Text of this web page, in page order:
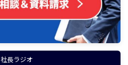
社長ラジオ